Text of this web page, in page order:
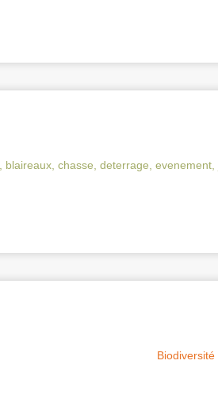
blaireaux, chasse deterrage evenement,
Biodiversité